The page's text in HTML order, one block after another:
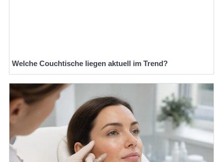
Welche Couchtische liegen aktuell im Trend?